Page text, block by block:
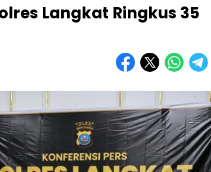
Langkat Ringkus 35